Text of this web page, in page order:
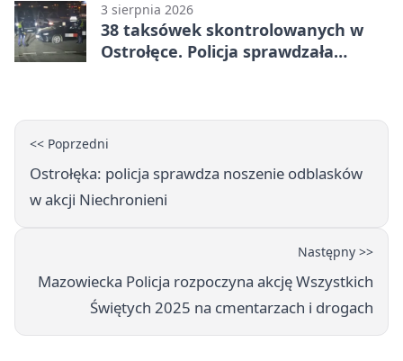
3 sierpnia 2026
38 taksówek skontrolowanych w
Ostrołęce. Policja sprawdzała
<< Poprzedni
Ostrołęka: policja sprawdza noszenie odblasków
w akcji Niechronieni
Następny >>
Mazowiecka Policja rozpoczyna akcję Wszystkich
Świętych 2025 na cmentarzach i drogach